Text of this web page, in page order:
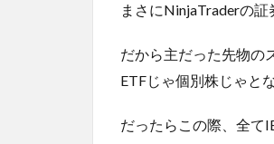
まさにNinjaTraderの証
だから主だった先物の
ETFじゃ個別株じゃと
だったらこの際、全て